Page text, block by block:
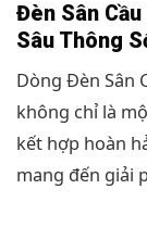
Đèn Sân
Sâu Thông
Dòng Đèn Sân
không chỉ là
kết hợp hoàn
mang đến giải